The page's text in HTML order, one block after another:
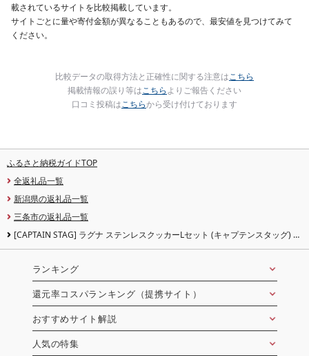
載されているサイトを比較掲載しています。
サイトごとに量や寄付金額が異なることもあるので、最安値を見つけてみて
ください。
比較データの取得方法と正確性に関する注意はこちら
掲載情報の誤り等はこちらよりご報告ください
口コミ投稿はこちらから受け付けております
ふるさと納税ガイドTOP
全返礼品一覧
新潟県の返礼品一覧
三条市の返礼品一覧
[CAPTAIN STAG] ラグナ ステンレスクッカーLセット (キャプテンスタッグ) 防
ランキング
還元率コスパランキング（提携サイト）
おすすめサイト解説
人気の特集